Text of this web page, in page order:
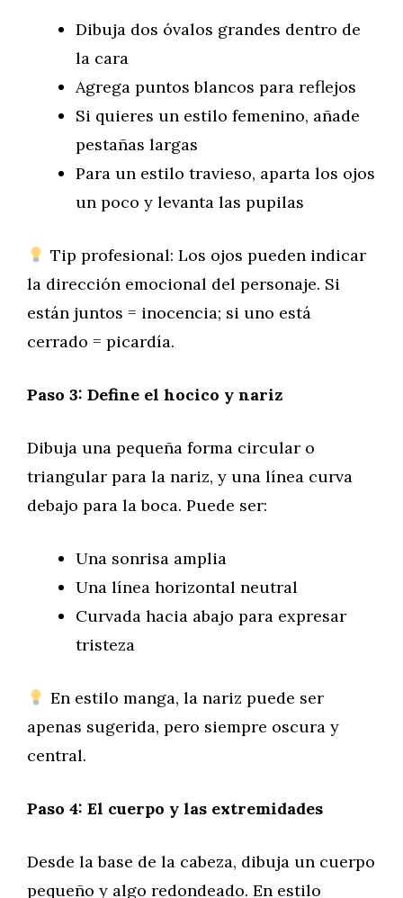
Dibuja dos óvalos grandes dentro de
la cara
Agrega puntos blancos para reflejos
Si quieres un estilo femenino, añade
pestañas largas
Para un estilo travieso, aparta los ojos
un poco y levanta las pupilas
Tip profesional: Los ojos pueden indicar
la dirección emocional del personaje. Si
están juntos = inocencia; si uno está
cerrado = picardía.
Paso 3: Define el hocico y nariz
Dibuja una pequeña forma circular o
triangular para la nariz, y una línea curva
debajo para la boca. Puede ser:
Una sonrisa amplia
Una línea horizontal neutral
Curvada hacia abajo para expresar
tristeza
En estilo manga, la nariz puede ser
apenas sugerida, pero siempre oscura y
central.
Paso 4: El cuerpo y las extremidades
Desde la base de la cabeza, dibuja un cuerpo
pequeño y algo redondeado. En estilo